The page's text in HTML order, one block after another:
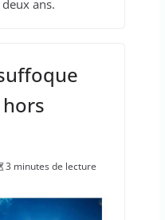
ans.
3 minutes de lecture